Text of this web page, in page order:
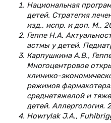
Национальная
детей. Стратегия
изд., испр. и доп. М.,
Геппе Н.А.
астмы у детей.
Карпушкина А.В.,
Многоцентровое
клинико-
режимов
среднетяжелой и
детей. Аллергология.
Howrylak J.A.,